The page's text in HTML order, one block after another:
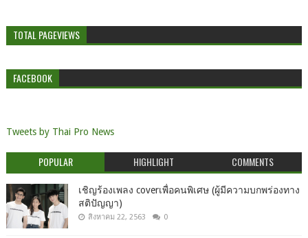
TOTAL PAGEVIEWS
FACEBOOK
Tweets by Thai Pro News
POPULAR HIGHLIGHT COMMENTS
เชิญร้องเพลง coverเพื่อคนพิเศษ (ผู้มีความบกพร่องทาง
สติปัญญา)
สิงหาคม 22, 2563 0